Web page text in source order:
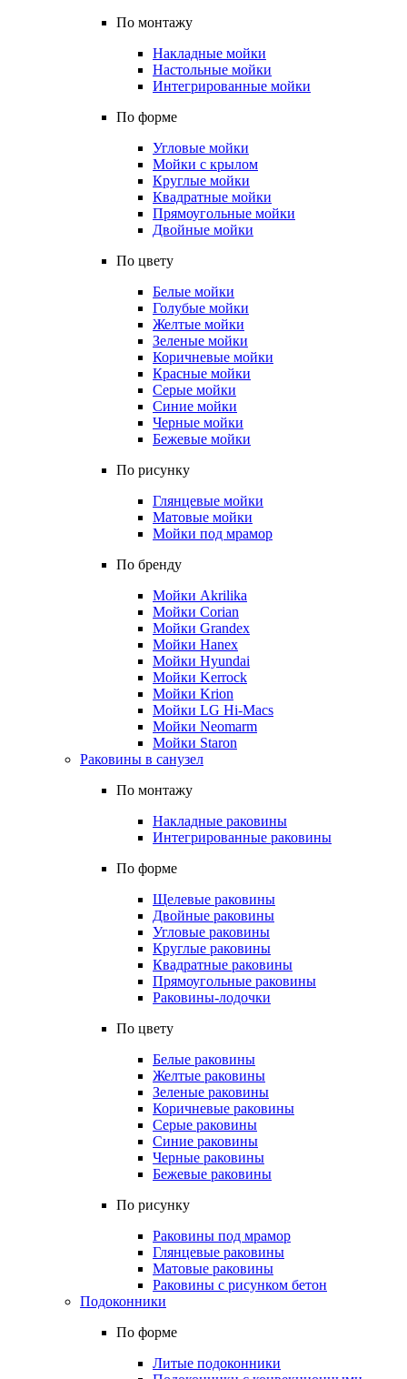
По монтажу
Накладные мойки
Настольные мойки
Интегрированные мойки
По форме
Угловые мойки
Мойки с крылом
Круглые мойки
Квадратные мойки
Прямоугольные мойки
Двойные мойки
По цвету
Белые мойки
Голубые мойки
Желтые мойки
Зеленые мойки
Коричневые мойки
Красные мойки
Серые мойки
Синие мойки
Черные мойки
Бежевые мойки
По рисунку
Глянцевые мойки
Матовые мойки
Мойки под мрамор
По бренду
Мойки Akrilika
Мойки Corian
Мойки Grandex
Мойки Hanex
Мойки Hyundai
Мойки Kerrock
Мойки Krion
Мойки LG Hi-Macs
Мойки Neomarm
Мойки Staron
Раковины в санузел
По монтажу
Накладные раковины
Интегрированные раковины
По форме
Щелевые раковины
Двойные раковины
Угловые раковины
Круглые раковины
Квадратные раковины
Прямоугольные раковины
Раковины-лодочки
По цвету
Белые раковины
Желтые раковины
Зеленые раковины
Коричневые раковины
Серые раковины
Синие раковины
Черные раковины
Бежевые раковины
По рисунку
Раковины под мрамор
Глянцевые раковины
Матовые раковины
Раковины с рисунком бетон
Подоконники
По форме
Литые подоконники